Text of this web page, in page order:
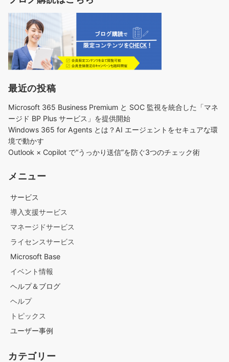
最近の投稿
Microsoft 365 Business Premium と SOC 監視を統合した「マネ
ージド BP Plus サービス」を提供開始
Windows 365 for Agents とは？AI エージェントをセキュアな環
境で動かす
Outlook × Copilot で“うっかり送信”を防ぐ3つのチェック術​
メニュー
サービス
導入支援サービス
マネージドサービス
ライセンスサービス
Microsoft Base
イベント情報
ヘルプ＆ブログ
ヘルプ
トピックス
ユーザー事例
カテゴリー